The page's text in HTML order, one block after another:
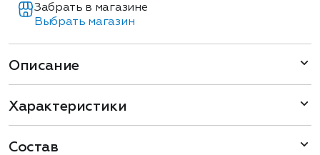
Забрать в магазине
Выбрать магазин
Описание
Характеристики
Состав